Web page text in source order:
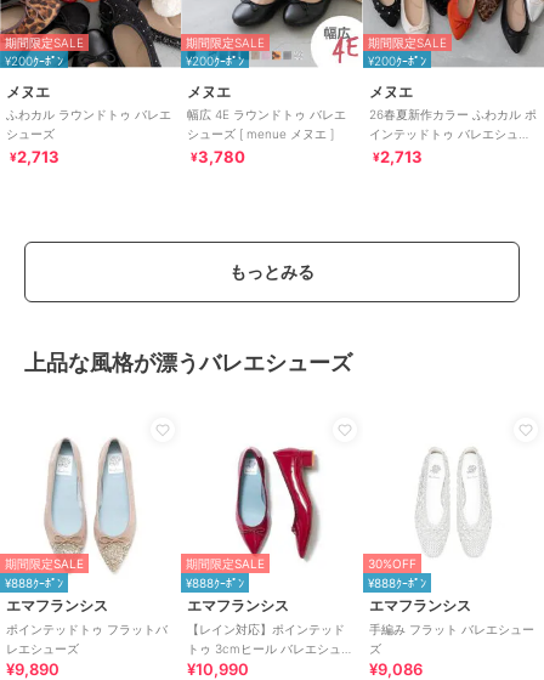
期間限定SALE
¥200ｸｰﾎﾟﾝ
メヌエ
ふわカル ラウンドトゥ バレエ
シューズ
¥2,713
期間限定SALE
¥200ｸｰﾎﾟﾝ
メヌエ
幅広 4E ラウンドトゥ バレエ
シューズ [ menue メヌエ ]
¥3,780
期間限定SALE
¥200ｸｰﾎﾟﾝ
メヌエ
26春夏新作カラー ふわカル ポ
インテッドトゥ バレエシュー
ズ [ menue メヌエ ]
¥2,713
もっとみる
上品な風格が漂うバレエシューズ
期間限定SALE
¥888ｸｰﾎﾟﾝ
エマフランシス
ポインテッドトゥ フラットバ
レエシューズ
¥9,890
期間限定SALE
¥888ｸｰﾎﾟﾝ
エマフランシス
【レイン対応】ポインテッド
トゥ 3cmヒール バレエシュー
ズ
¥10,990
30%OFF
¥888ｸｰﾎﾟﾝ
エマフランシス
手編み フラット バレエシュー
ズ
¥9,086